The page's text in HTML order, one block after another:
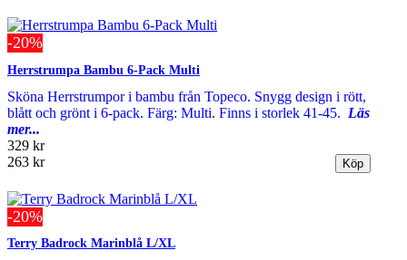
-20%
Herrstrumpa Bambu 6-Pack Multi
Sköna Herrstrumpor i bambu från Topeco. Snygg design i rött,
blått och grönt i 6-pack. Färg: Multi. Finns i storlek 41-45. Läs
mer...
329 kr
263 kr
-20%
Terry Badrock Marinblå L/XL